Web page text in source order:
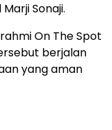
Sonaji.
On The Spot
berjalan
yang aman